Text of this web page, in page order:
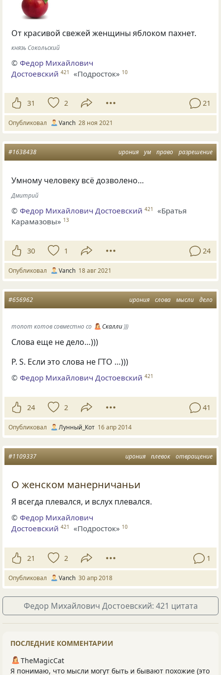
От красивой свежей женщины яблоком пахнет.
князь Сокольский
©Федор Михайлович
Достоевский 421 «Подросток» 10
31 2 21
Опубликовал Vanch 28 ноя 2021
ирония ум право разрешение
#1638438
Умному человеку всё дозволено…
Дмитрий
©Федор Михайлович Достоевский 421
«Братья
Карамазовы» 13
30 1 24
Опубликовал Vanch 18 авг 2021
ирония слова мысли дело
#656962
топот котов совместно со Скалли)))
Слова еще не дело…)))
P. S. Если это слова не ГТО …)))
©Федор Михайлович Достоевский 421
24 2 41
Опубликовал Лунный_Кот 16 апр 2014
ирония плевок отвращение
#1109337
О женском манерничаньи
Я всегда плевался, и вслух плевался.
©Федор Михайлович
Достоевский 421 «Подросток» 10
21 2 1
Опубликовал Vanch 30 апр 2018
Федор Михайлович Достоевский: 421 цитата
ПОСЛЕДНИЕ КОММЕНТАРИИ
TheMagicCat
Я понимаю, что мысли могут быть и бывают похожие (это